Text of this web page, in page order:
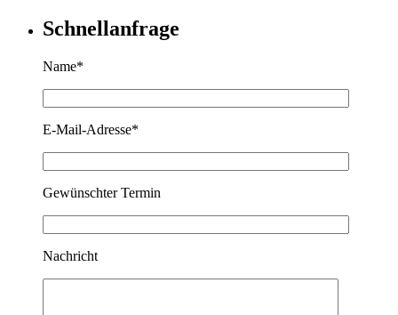
Schnellanfrage
Name*
E-Mail-Adresse*
Gewünschter Termin
Nachricht